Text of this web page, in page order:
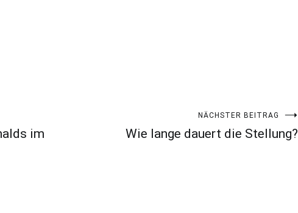
im
NÄCHSTER BEITRAG
Wie lange dauert die Stellung?